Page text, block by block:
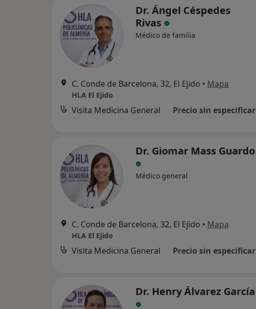
Dr. Ángel Céspedes
Rivas
Médico de familia
C. Conde de Barcelona, 32, El Ejido • Mapa
HLA El Ejido
Visita Medicina General Precio sin especificar
Dr. Giomar Mass Guardo
Médico general
C. Conde de Barcelona, 32, El Ejido • Mapa
HLA El Ejido
Visita Medicina General Precio sin especificar
Dr. Henry Álvarez García